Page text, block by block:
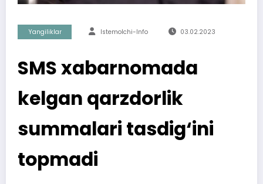
Yangiliklar Istemolchi-Info 03.02.2023
SMS xabarnomada
kelgan qarzdorlik
summalari tasdig‘ini
topmadi